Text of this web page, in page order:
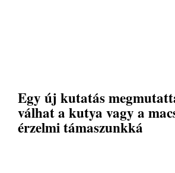
Egy új kutatás
válhat a kutya vagy a
érzelmi támaszunkká